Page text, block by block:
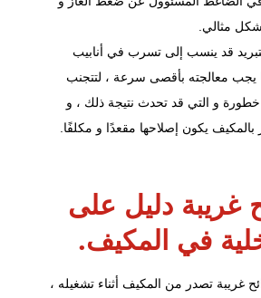
مثالي.
قد ينسب إلى تسرب في أنابيب
يجب معالجته بأقصى سرعة ، لتتجنب
خطورة و التي قد تحدث نتيجة ذلك ، و
يكون إصلاحها مقعدًا و مكلفًا.
غريبة دليل على
في المكيف.
غريبة تصدر من المكيف أثناء تشغيله ،